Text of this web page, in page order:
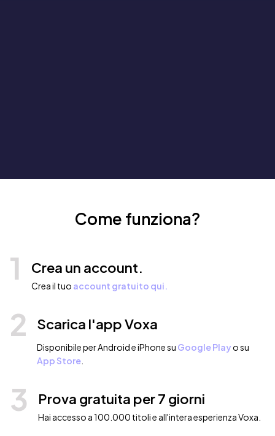
Come funziona?
1 Crea un account.
Crea il tuo account gratuito qui.
2 Scarica l'app Voxa
Disponibile per Android e iPhone su Google Playo su
App Store
3 Prova gratuita per 7 giorni
Hai accesso a 100.000 titoli e all'intera esperienza Voxa.